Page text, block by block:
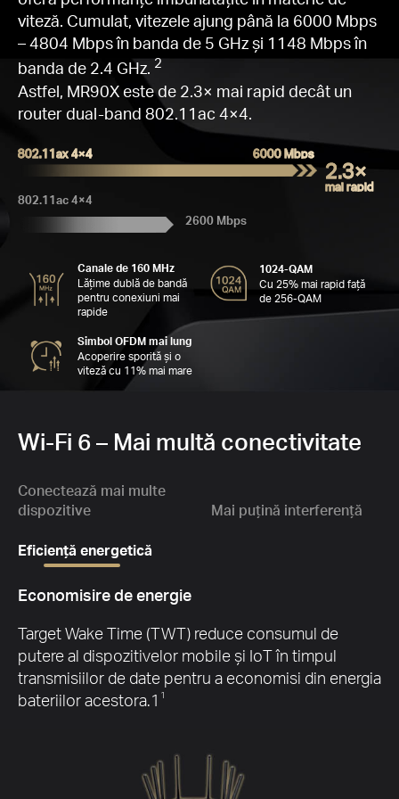
de
de
Wi-
Fi
viteză. Cumulat, vitezele ajung până la 6000 Mbps
– 4804 Mbps în banda de 5 GHz și 1148 Mbps în
banda de 2.4 GHz. 2
Astfel, MR90X este de 2.3× mai rapid decât un
router dual-band 802.11ac 4×4.
802.11ax 4×4 6000 Mbps
2.3×
mai rapid
802.11ac 4×4
2600 Mbps
Canale de 160 MHz
Lățime dublă de bandă
pentru conexiuni mai
rapide
1024-QAM
Cu 25% mai rapid față
de 256-QAM
Simbol OFDM mai lung
Acoperire sporită și o
viteză cu 11% mai mare
Wi-Fi 6 – Mai multă conectivitate
Conectează mai multe
dispozitive
Mai puțină interferență
Eficiență energetică
Economisire de energie
Target Wake Time (TWT) reduce consumul de
putere al dispozitivelor mobile și IoT în timpul
transmisiilor de date pentru a economisi din energia
bateriilor acestora.1 1